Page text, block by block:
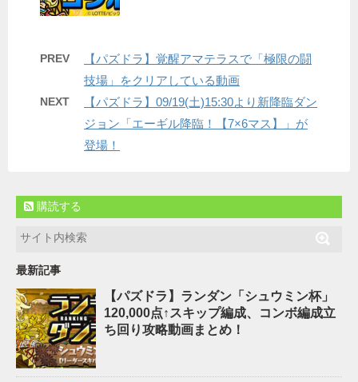
PREV
【パズドラ】覚醒アマテラスで「極限の闘
技場」をクリアしている動画
NEXT
【パズドラ】09/19(土)15:30より新降臨ダン
ジョン「エーギル降臨！【7×6マス】」が
登場！
購読する
最新記事
【パズドラ】ランダン「シュウミン杯」
120,000点↑スキップ編成、コンボ編成立
ち回り攻略動画まとめ！